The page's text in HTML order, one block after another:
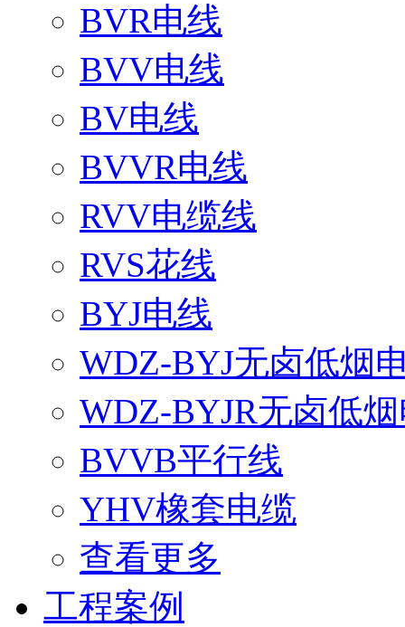
BVR电线
BVV电线
BV电线
BVVR电线
RVV电缆线
RVS花线
BYJ电线
WDZ-BYJ无卤低烟
WDZ-BYJR无卤低
BVVB平行线
YHV橡套电缆
查看更多
工程案例